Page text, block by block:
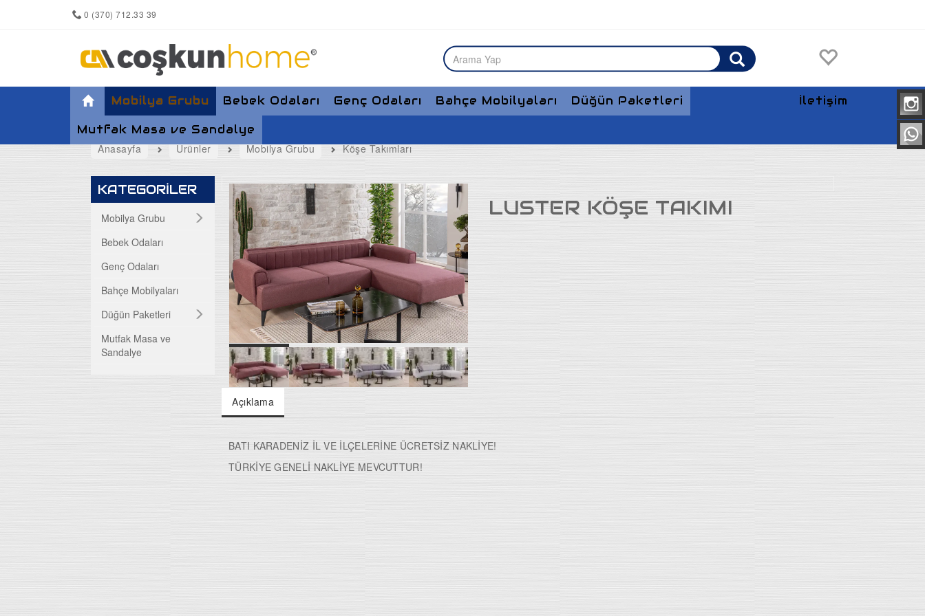
0 (370) 712.33 39
Anasayfa
İletişim
Mobilya Grubu
Yemek Odası
Koltuk Takımları
Maxi Takımlar
TV Üniteleri
Bazalar
Ortapedik Yataklar
Bebek Odaları Genç Odaları Bahçe Mobilyaları
Düğün Paketleri
Mutfak Masa ve Sandalye
Anasayfa Ürünler Mobilya Grubu Köşe Takımları
KATEGORİLER
Mobilya Grubu
Bebek Odaları
Genç Odaları
Bahçe Mobilyaları
Düğün Paketleri
Mutfak Masa ve
Sandalye
LUSTER KÖŞE TAKIMI
Açıklama
BATI KARADENİZ İL VE İLÇELERİNE ÜCRETSİZ NAKLİYE!
TÜRKİYE GENELİ NAKLİYE MEVCUTTUR!